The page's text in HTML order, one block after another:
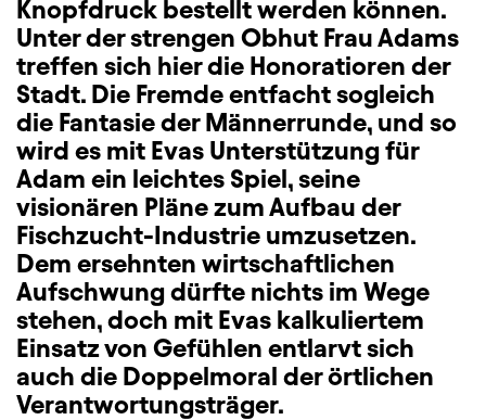
Knopfdruck bestellt werden können.
Unter der strengen Obhut Frau Adams
treffen sich hier die Honoratioren der
Stadt. Die Fremde entfacht sogleich
die Fantasie der Männerrunde, und so
wird es mit Evas Unterstützung für
Adam ein leichtes Spiel, seine
visionären Pläne zum Aufbau der
Fischzucht-Industrie umzusetzen.
Dem ersehnten wirtschaftlichen
Aufschwung dürfte nichts im Wege
stehen, doch mit Evas kalkuliertem
Einsatz von Gefühlen entlarvt sich
auch die Doppelmoral der örtlichen
Verantwortungsträger.